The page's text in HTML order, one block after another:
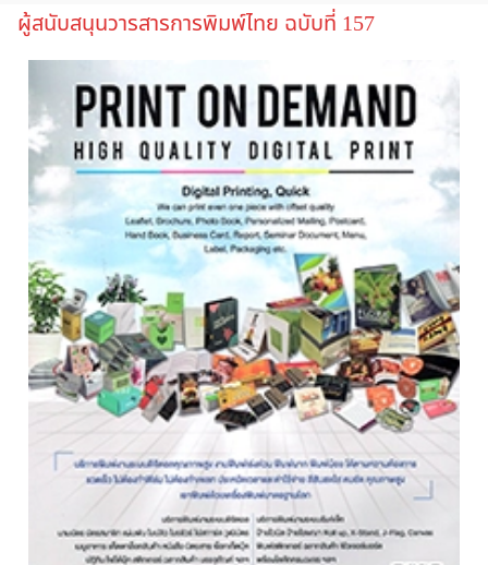
ผู้สนับสนุนวารสารการพิมพ์ไทย ฉบับที่ 157